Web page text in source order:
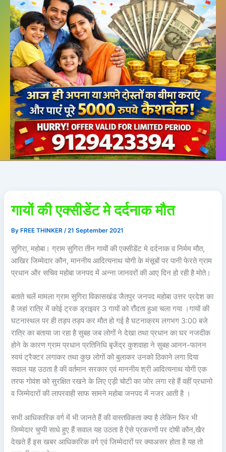
गायों की एक्सीडेंट मे दर्दनाक मौत
By FREE THINKER/21 September 2021
सुगिरा, महोबा। ग्राम सुगिरा तीन गायों की एक्सीडेंट मे दर्दनाक व निर्मम मौत,
आखिर जिम्मेदार कौन, माननीय आदित्यनाथ योगी के मंसूबों पर पानी फेरते ग्राम
प्रधान और सचिव महोबा जनपद में अन्ना जानवरों की आए दिन हो रही है मोते।
बताते चलें मामला ग्राम सुगिरा विकासखंड जैतपुर जनपद महोबा उत्तर प्रदेश का
है जहां रात्रि में कोई ट्रक ड्राइवर 3 गायों को रौंदता हुआ चला गया ।गायों की
घटनास्थल पर ही तड़प तड़प कर मौत हो गई है घटनाक्रम लगभग 3:00 बजे
रात्रि का बताया जा रहा है सुबह जब लोगों ने देखा तथा प्रधान का घर नजदीक
होने के कारण ग्राम प्रधान प्रतिनिधि बृजेंद्र कुशवाहा ने सुबह आनन-फानन
स्वयं ट्रैक्टर लगाकर तथा कुछ लोगों को बुलाकर उनको ठिकाने लगा दिया
सवाल यह उठता है की वर्तमान सरकार एवं माननीय श्री आदित्यनाथ योगी एक
तरफ गोवंश को सुरक्षित रखने के लिए एड़ी चोटी का जोर लगा रहे हैं वहीं प्रधानो
व जिम्मेदारों की लापरवाही साफ सामने महोबा जनपद में नजर आती है ।
सभी आधिकारिक वर्ग में भी जानते हैं की वास्तविकता क्या है लेकिन फिर भी
जिम्मेदार चुप्पी साधे हुए हैं सवाल यह उठता है ऐसे प्रकरणों पर दोषी कौन,खैर
देखते हैं इस खबर आधिकारिक वर्ग एवं जिम्मेदारों पर क्याअसर होता है यह तो